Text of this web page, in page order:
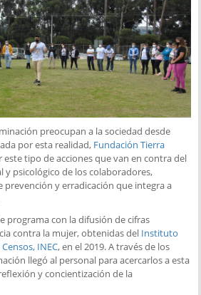
preocupan a la sociedad desde
por esta realidad, Fundación Tierra
tipo de acciones que van en contra del
y psicológico de los colaboradores,
y erradicación que integra a
programa con la difusión de cifras
contra la mujer, obtenidas del Instituto
INEC, en el 2019. A través de los
llegó al personal para acercarlos a esta
y concientización de la